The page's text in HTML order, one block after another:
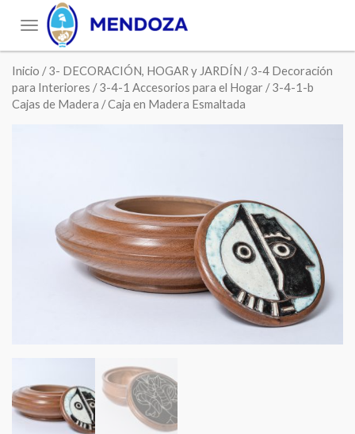
Toggle
navigation
Inicio /3- DECORACIÓN, HOGAR y JARDÍN /3-4 Decoración
para Interiores /3-4-1 Accesorios para el Hogar /3-4-1-b
Cajas de Madera / Caja en Madera Esmaltada